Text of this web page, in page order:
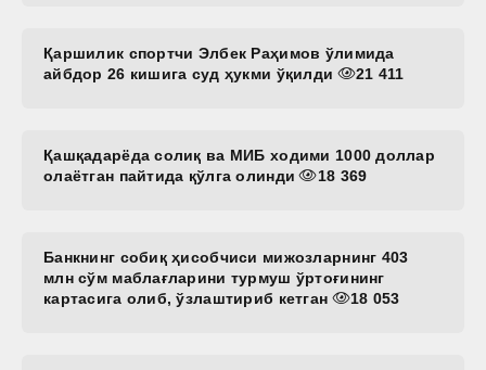
Қаршилик спортчи Элбек Раҳимов ўлимида
айбдор 26 кишига суд ҳукми ўқилди
21 411
Қашқадарёда солиқ ва МИБ ходими 1000 доллар
олаётган пайтида қўлга олинди
18 369
Банкнинг собиқ ҳисобчиси мижозларнинг 403
млн сўм маблағларини турмуш ўртоғининг
картасига олиб, ўзлаштириб кетган
18 053